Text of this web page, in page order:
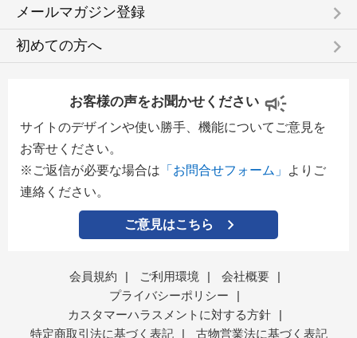
メールマガジン登録 keyboard_arrow_right
初めての方へ keyboard_arrow_right
お客様の声をお聞かせください
サイトのデザインや使い勝手、機能についてご意見を
お寄せください。
※ご返信が必要な場合は 「お問合せフォーム」
よりご
連絡ください。
ご意見はこちら
会員規約 | ご利用環境 | 会社概要
|
プライバシーポリシー
|
カスタマーハラスメントに対する方針
|
特定商取引法に基づく表記
| 古物営業法に基づく表記